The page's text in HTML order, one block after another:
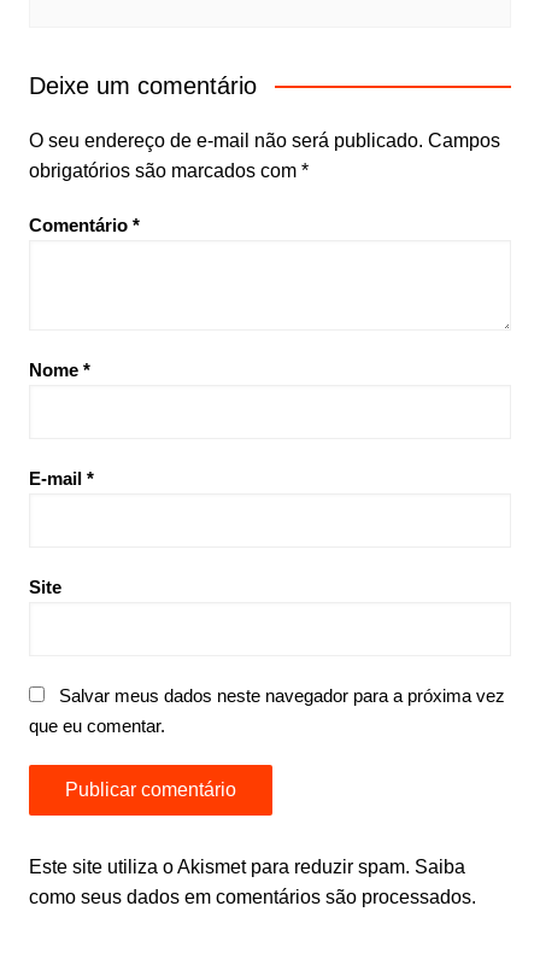
Deixe um comentário
O seu endereço de e-mail não será publicado. Campos
obrigatórios são marcados com *
Comentário *
Nome *
E-mail *
Site
Salvar meus dados neste navegador para a próxima vez
que eu comentar.
Este site utiliza o Akismet para reduzir spam. Saiba
como seus dados em comentários são processados.